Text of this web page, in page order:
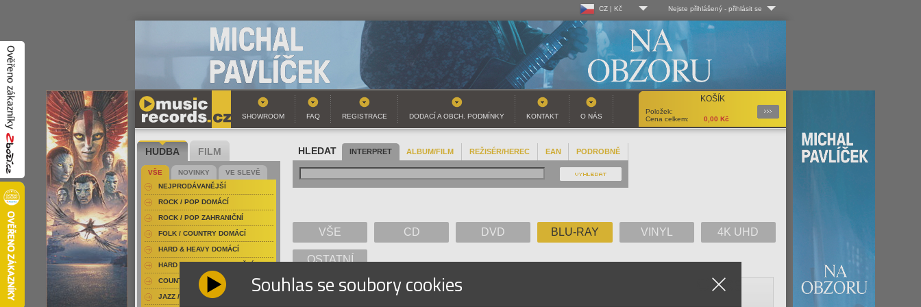
CZ | Kč
CZ | Kč
SK | EUR
Nejste přihlášený - přihlásit se
Log-in
Uživ. jméno:
Heslo:
Registrace
KOŠÍK
Položek:
Cena celkem:
0,00 Kč
Podrobnosti
SHOWROOM
FAQ REGISTRACE DODACÍ A OBCH. PODMÍNKY KONTAKT O NÁS
HLEDAT INTERPRET ALBUM/FILM REŽISÉR/HEREC EAN PODROBNĚ
VŠE CD DVD BLU-RAY VINYL 4K UHD
OSTATNÍ
G
HUDBA FILM
VŠE NOVINKY
VE SLEVĚ
NEJPRODÁVANĚJŠÍ
ROCK / POP DOMÁCÍ
ROCK / POP ZAHRANIČNÍ
FOLK / COUNTRY DOMÁCÍ
HARD & HEAVY DOMÁCÍ
HARD & HEAVY ZAHRANIČNÍ
COUNTRY
JAZZ / BLUES Souhlas se soubory cookies Close